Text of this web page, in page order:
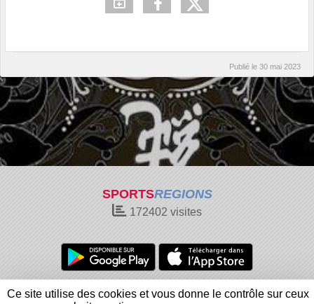
Publié le 30 mai 2023
SPORTSREGIONS
172402 visites
Charte cookies
Gestion des cookies
Ce site utilise des cookies et vous donne le contrôle sur ceux